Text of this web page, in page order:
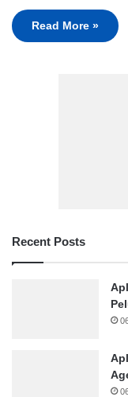
Read More »
Recent Posts